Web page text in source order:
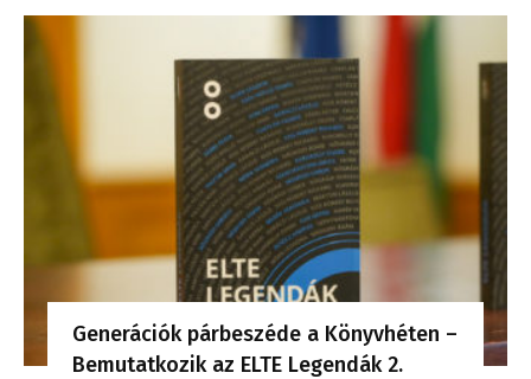
Generációk párbeszéde a Könyvhéten –
Bemutatkozik az ELTE Legendák 2.